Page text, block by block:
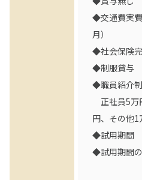
◆交通費実
月）
◆社会保険完
◆制服貸与
◆職員紹介
正社員5万
円、その他1
◆試用期間
◆試用期間